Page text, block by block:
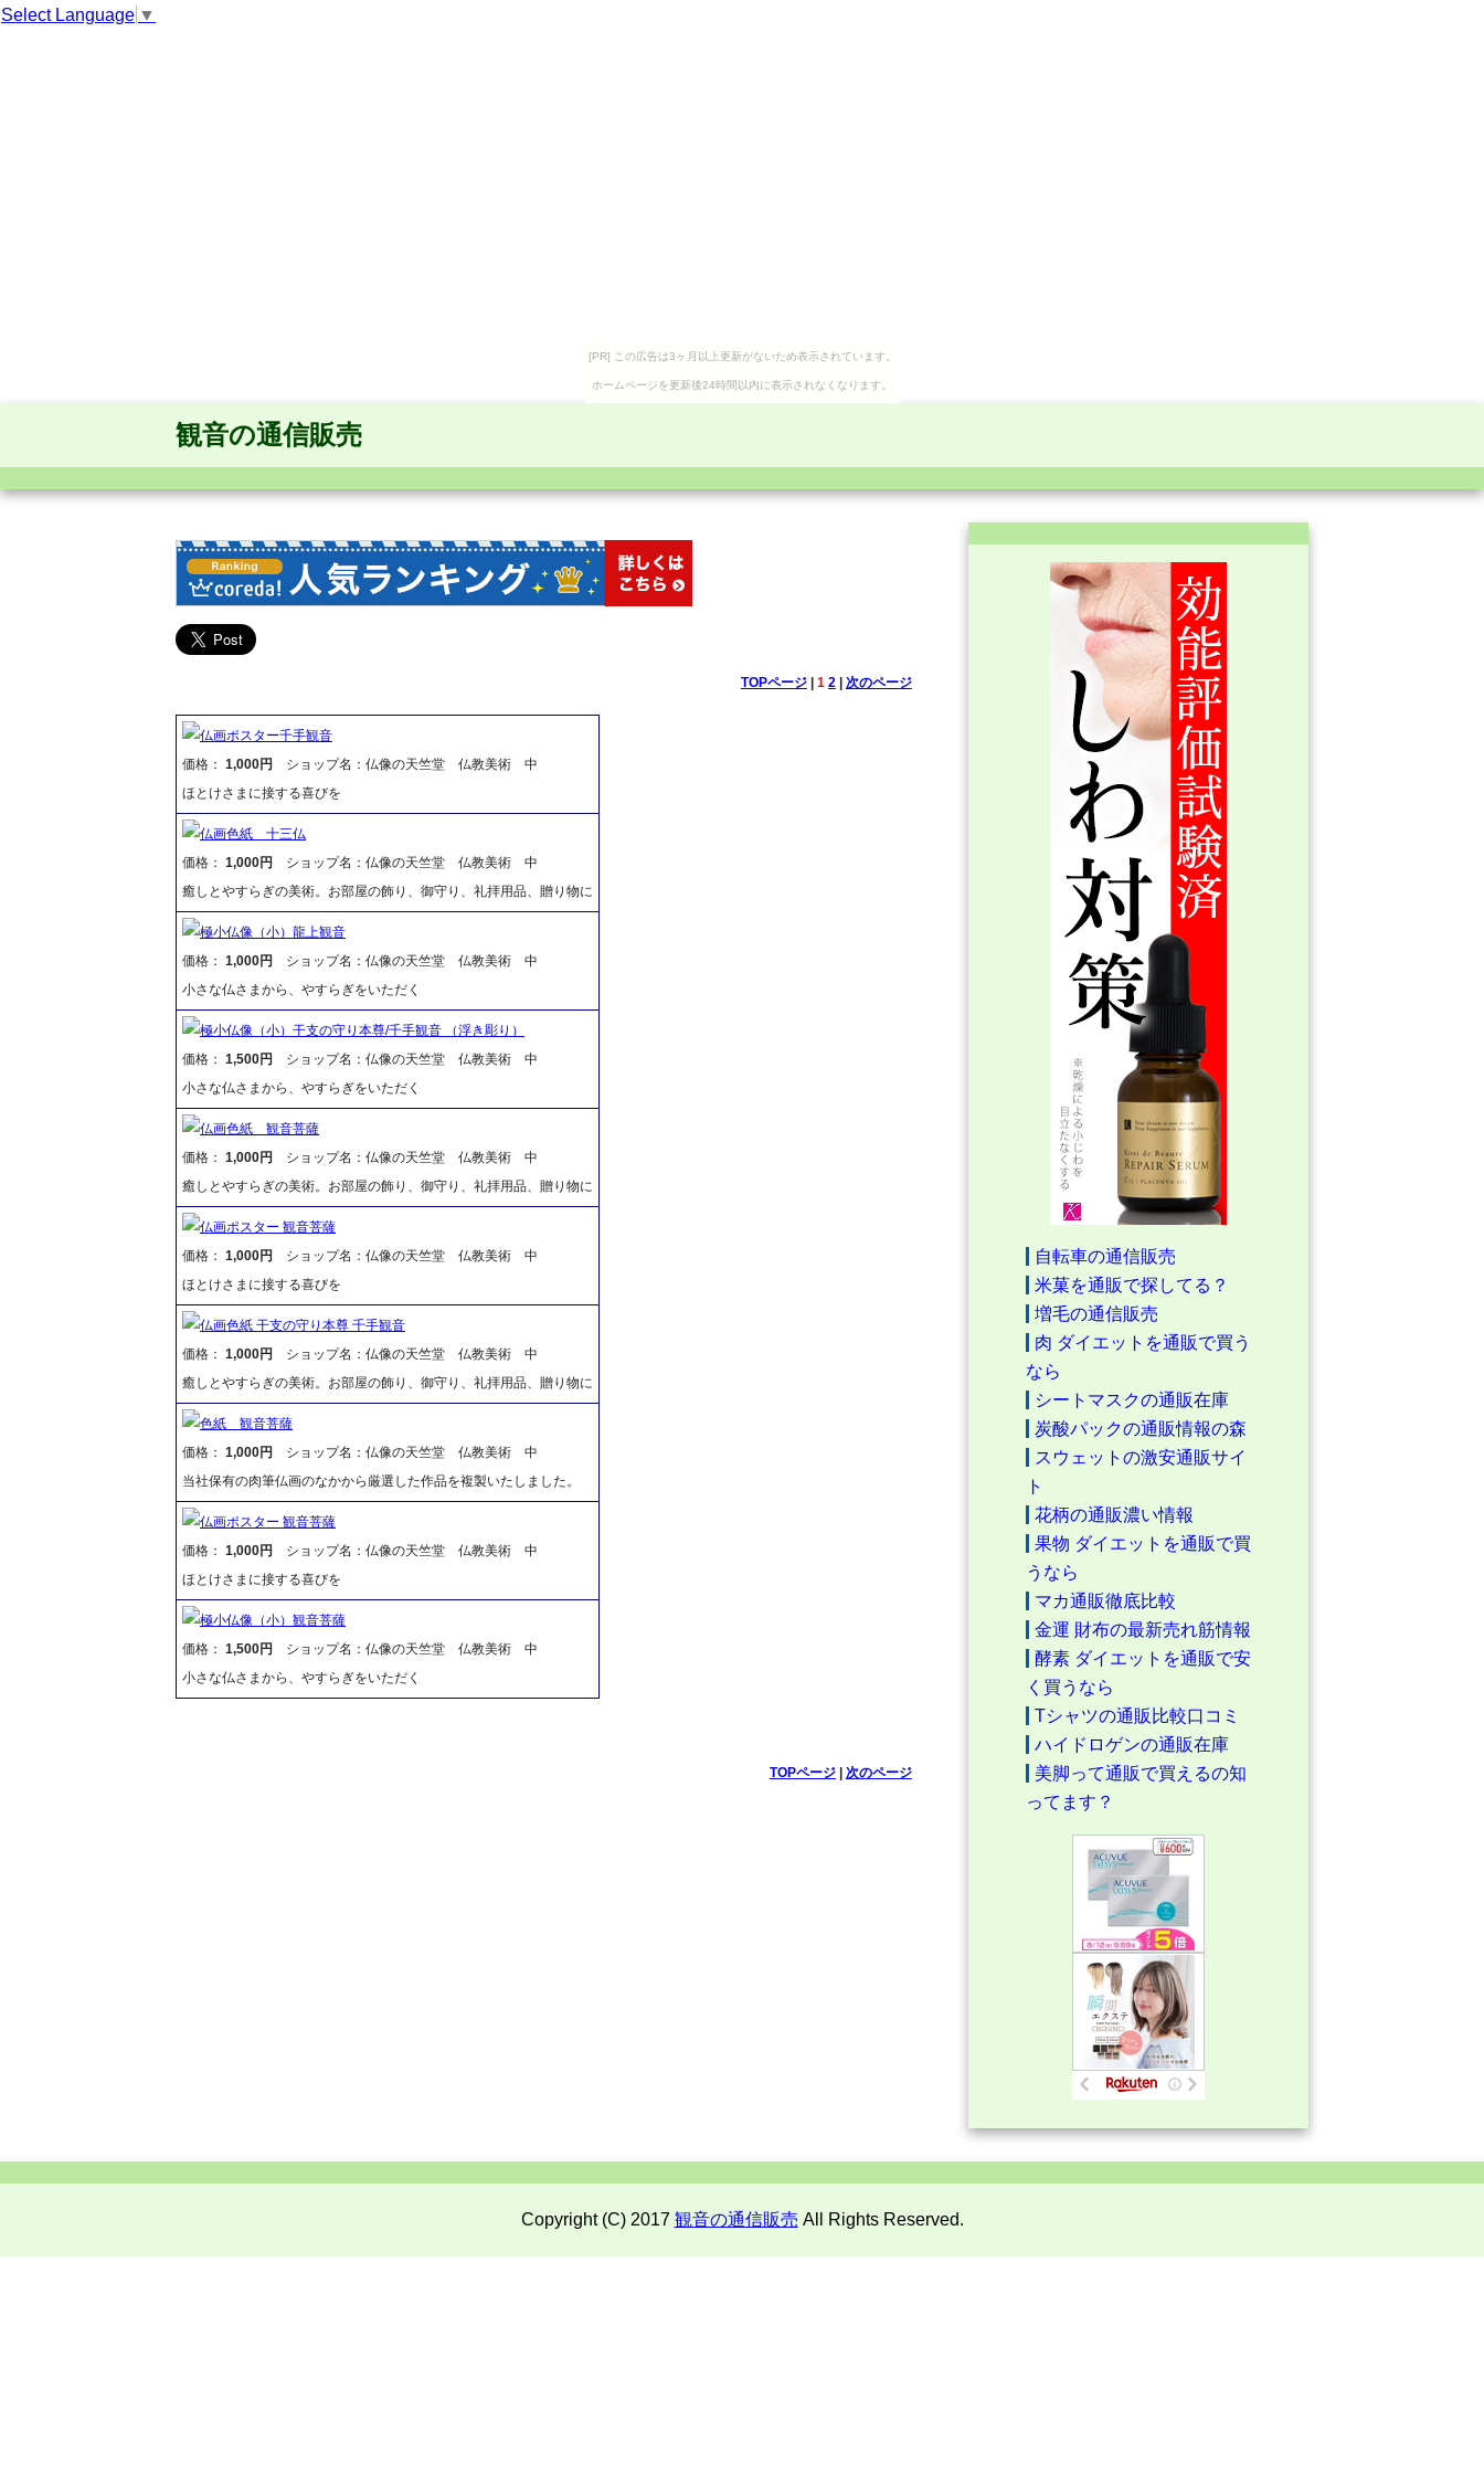
Select Language ▼
[PR] この広告は3ヶ月以上更新がないため表示されています。
ホームページを更新後24時間以内に表示されなくなります。
観音の通信販売
TOPページ| 1 2| 次のページ
仏画ポスター千手観音
価格： 1,000円
ショップ名：仏像の天竺堂 仏教美術 中
ほとけさまに接する喜びを
仏画色紙 十三仏
価格： 1,000円
ショップ名：仏像の天竺堂 仏教美術 中
癒しとやすらぎの美術。お部屋の飾り、御守り、礼拝用品、贈り物に
極小仏像（小）龍上観音
価格： 1,000円
ショップ名：仏像の天竺堂 仏教美術 中
小さな仏さまから、やすらぎをいただく
極小仏像（小）干支の守り本尊/千手観音 （浮き彫り）
価格： 1,500円
ショップ名：仏像の天竺堂 仏教美術 中
小さな仏さまから、やすらぎをいただく
仏画色紙 観音菩薩
価格： 1,000円
ショップ名：仏像の天竺堂 仏教美術 中
癒しとやすらぎの美術。お部屋の飾り、御守り、礼拝用品、贈り物に
仏画ポスター 観音菩薩
価格： 1,000円
ショップ名：仏像の天竺堂 仏教美術 中
ほとけさまに接する喜びを
仏画色紙 干支の守り本尊 千手観音
価格： 1,000円
ショップ名：仏像の天竺堂 仏教美術 中
癒しとやすらぎの美術。お部屋の飾り、御守り、礼拝用品、贈り物に
色紙 観音菩薩
価格： 1,000円
ショップ名：仏像の天竺堂 仏教美術 中
当社保有の肉筆仏画のなかから厳選した作品を複製いたしました。
仏画ポスター 観音菩薩
価格： 1,000円
ショップ名：仏像の天竺堂 仏教美術 中
ほとけさまに接する喜びを
極小仏像（小）観音菩薩
価格： 1,500円
ショップ名：仏像の天竺堂 仏教美術 中
小さな仏さまから、やすらぎをいただく
TOPページ| 次のページ
自転車の通信販売
米菓を通販で探してる？
増毛の通信販売
肉 ダイエットを通販で買う
なら
シートマスクの通販在庫
炭酸パックの通販情報の森
スウェットの激安通販サイ
ト
花柄の通販濃い情報
果物 ダイエットを通販で買
うなら
マカ通販徹底比較
金運 財布の最新売れ筋情報
酵素 ダイエットを通販で安
く買うなら
Tシャツの通販比較口コミ
ハイドロゲンの通販在庫
美脚って通販で買えるの知
ってます？
Copyright (C) 2017 観音の通信販売 All Rights Reserved.